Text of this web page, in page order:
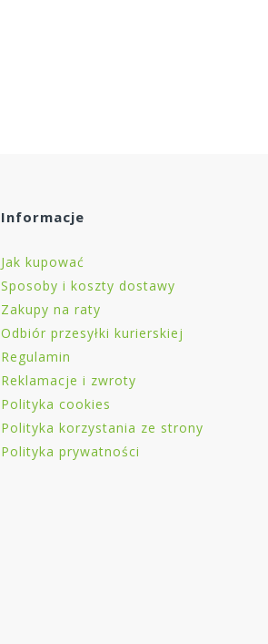
Informacje
Jak kupować
Sposoby i koszty dostawy
Zakupy na raty
Odbiór przesyłki kurierskiej
Regulamin
Reklamacje i zwroty
Polityka cookies
Polityka korzystania ze strony
Polityka prywatności